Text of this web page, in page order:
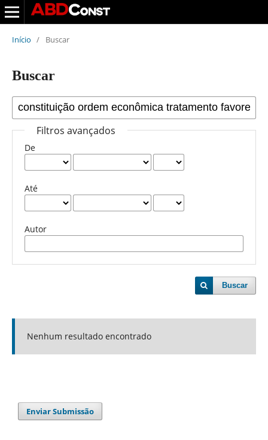
Início / Buscar
Buscar
Filtros avançados
De
Até
Autor
Buscar
Nenhum resultado encontrado
Enviar Submissão